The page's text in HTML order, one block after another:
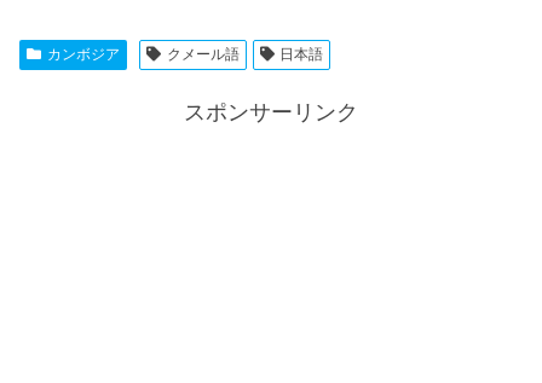
カンボジア クメール語 日本語
スポンサーリンク